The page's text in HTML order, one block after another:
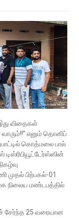
விதைகள்
வாரும்!!” எனும் தொனிப்
கொத்மலை பால்
முதல் பிற்பகல்-01
நிலைய மண்டபத்தில்
சேர்ந்த 25 வரையான